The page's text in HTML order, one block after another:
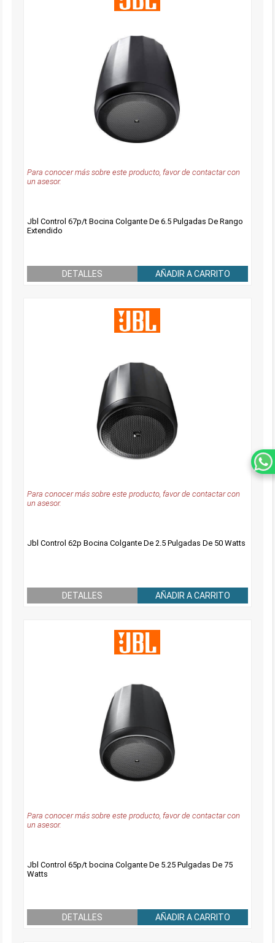
Para conocer más sobre este producto, favor de contactar con
un asesor.
Jbl Control 67p/t Bocina Colgante De 6.5 Pulgadas De Rango
Extendido
DETALLES AÑADIR A CARRITO
Para conocer más sobre este producto, favor de contactar con
un asesor.
Jbl Control 62p Bocina Colgante De 2.5 Pulgadas De 50 Watts
DETALLES AÑADIR A CARRITO
Para conocer más sobre este producto, favor de contactar con
un asesor.
Jbl Control 65p/t bocina Colgante De 5.25 Pulgadas De 75
Watts
DETALLES AÑADIR A CARRITO